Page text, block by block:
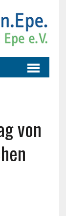
von